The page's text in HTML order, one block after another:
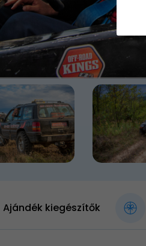
Ajándék kiegészítők